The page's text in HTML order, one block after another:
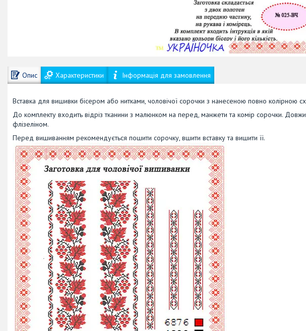
Опис Характеристики Інформація для замовлення
Вставка для вишивки бісером або нитками, чоловічої сорочки з нанесеною повно колірною
До комплекту входить відріз тканини з малюнком на перед, манжети та комір сорочки.
флізеліном.
Перед вишиванням рекомендується пошити сорочку, вшити вставку та вишити її.